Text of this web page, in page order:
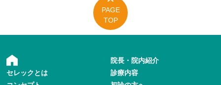
PAGE
TOP
院長・院内紹介
セレックとは
診療内容